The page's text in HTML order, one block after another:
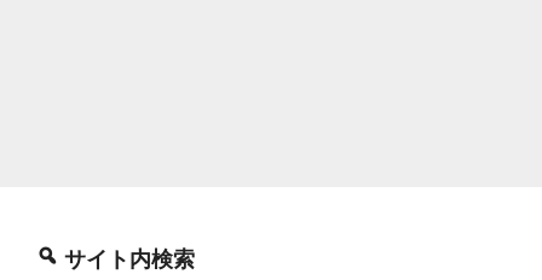
サイト内検索